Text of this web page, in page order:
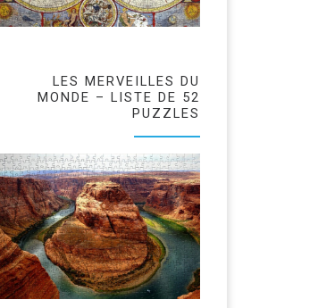
LES MERVEILLES DU
MONDE – LISTE DE 52
PUZZLES